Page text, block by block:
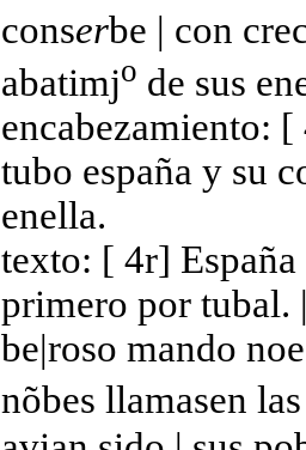
conserbe | con
abatimjo de sus
encabezamiento:
tubo españa y su
enella.
texto: [ 4r]
primero por tubal.
be|roso mando
nõbes llamasen